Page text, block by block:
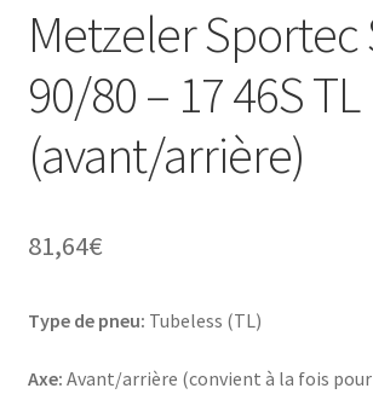
Metzeler Sportec
90/80 – 17 46S TL
(avant/arrière)
81,64€
Type de pneu: Tubeless (TL)
Axe: Avant/arrière (convient à la fois